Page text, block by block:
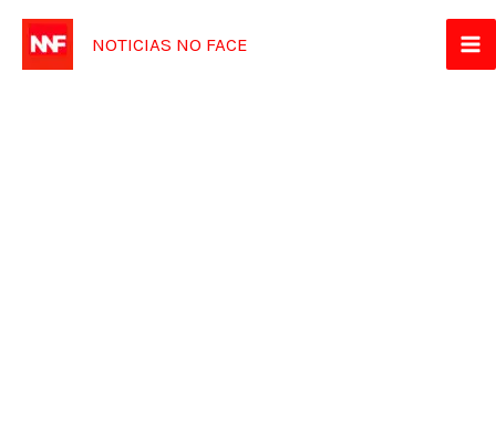
para
NOTICIAS NO FACE